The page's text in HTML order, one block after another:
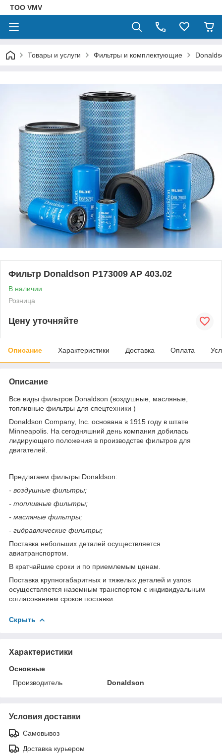
ТОО VMV
Товары и услуги Фильтры и комплектующие
Фильтр Donaldson P173009 AP 403.02
В наличии
Розница
Цену уточняйте
Описание Характеристики Доставка Оплата
Описание
Все виды фильтров Donaldson (воздушные, масляные,
топливные фильтры для спецтехники )
Donaldson Company, Inc. основана в 1915 году в штате
Minneapolis. На сегодняшний день компания добилась
лидирующего положения в производстве фильтров для
двигателей.
Предлагаем фильтры Donaldson:
- воздушные фильтры;
- топливные фильтры;
- масляные фильтры;
- гидравлические фильтры;
Поставка небольших деталей осуществляется
авиатранспортом.
В кратчайшие сроки и по приемлемым ценам.
Поставка крупногабаритных и тяжелых деталей и узлов
осуществляется наземным транспортом с индивидуальным
согласованием сроков поставки.
Скрыть
Характеристики
Основные
Производитель
Donaldson
Условия доставки
Самовывоз
Доставка курьером